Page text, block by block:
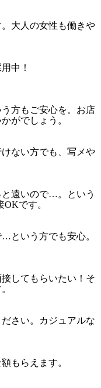
大人の女性も働きや
中！
方もご安心を。お店
がでしょう。
ない方でも、写メや
遠いので…。という
です。
という方でも安心。
してもらいたい！そ
さい。カジュアルな
もらえます。